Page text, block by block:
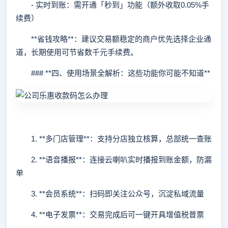
- 实时到账：需开通「秒到」功能（额外收取0.05%手
续费）
**省钱攻略**：建议交易额稳定的商户优先选择企业通
道，长期使用可节省数千元手续费。
### **四、使用场景全解析：这些功能你可能不知道**
1. **多门店管理**：支持分店独立核算，总部统一查账
2. **语音播报**：连接云喇叭实时播报到账金额，防漏
单
3. **会员系统**：扫码即关注公众号，沉淀私域流量
4. **电子发票**：交易完成后可一键开具增值税普票